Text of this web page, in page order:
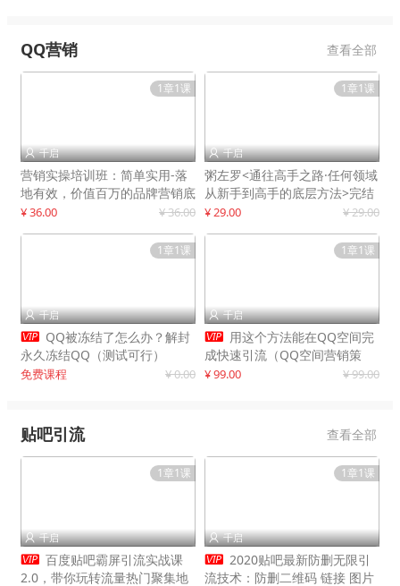
QQ营销 查看全部
1章1课
 千启
营销实操培训班：简单实用-落
地有效，价值百万的品牌营销底
层逻辑
¥ 36.00 ¥ 36.00
1章1课
 千启
粥左罗<通往高手之路·任何领域
从新手到高手的底层方法>完结
¥ 29.00 ¥ 29.00
1章1课
 千启
 QQ被冻结了怎么办？解封
永久冻结QQ（测试可行）
免费课程 ¥ 0.00
1章1课
 千启
 用这个方法能在QQ空间完
成快速引流（QQ空间营销策
略）
¥ 99.00 ¥ 99.00
贴吧引流 查看全部
1章1课
 千启
 百度贴吧霸屏引流实战课
2.0，带你玩转流量热门聚集地
1章1课
 千启
 2020贴吧最新防删无限引
流技术：防删二维码 链接 图片